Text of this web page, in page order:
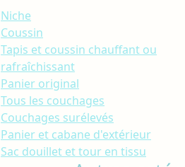
Niche
Coussin
Tapis et coussin chauffant ou
rafraîchissant
Panier original
Tous les couchages
Couchages surélevés
Panier et cabane d'extérieur
Sac douillet et tour en tissu